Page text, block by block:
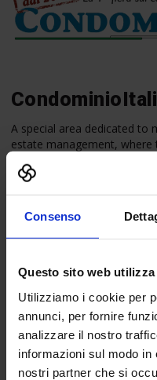
Consenso
Questo sito web
Utilizziamo i cookie per
annunci, per fornire
analizzare il nostro
informazioni sul modo
nostri partner che si
A special area dedicated to
estate management,
real estate managing,
Learn more»